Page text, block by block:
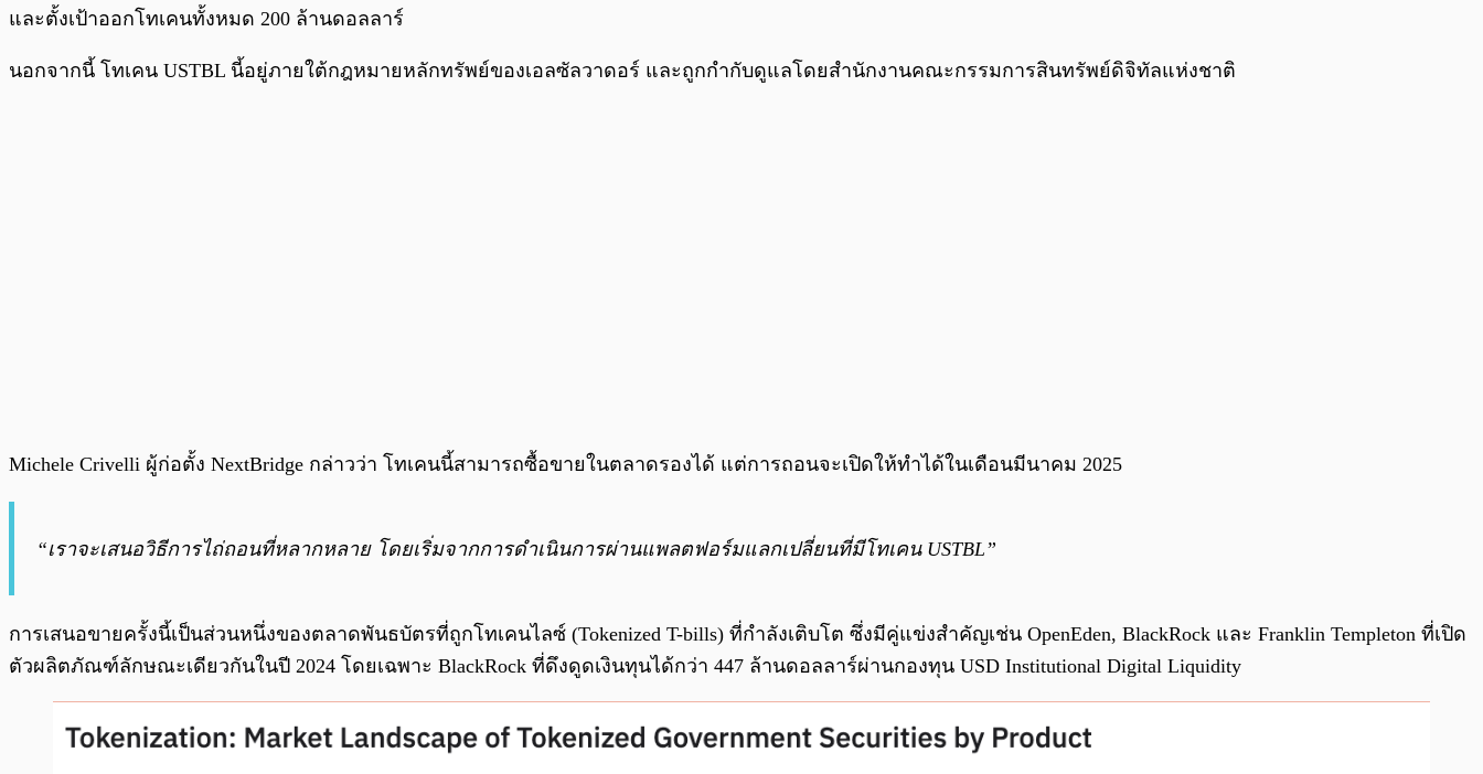
และตั้งเป้าออกโทเคนทั้งหมด 200 ล้านดอลลาร์
นอกจากนี้ โทเคน USTBL นี้อยู่ภายใต้กฎหมายหลักทรัพย์ของเอลซัลวาดอร์ และถูกกำกับดูแลโดยสำนักงานคณะกรรมการสินทรัพย์ดิจิทัลแห่งชาติ
Michele Crivelli ผู้ก่อตั้ง NextBridge กล่าวว่า โทเคนนี้สามารถซื้อขายในตลาดรองได้ แต่การถอนจะเปิดให้ทำได้ในเดือนมีนาคม 2025
“เราจะเสนอวิธีการไถ่ถอนที่หลากหลาย โดยเริ่มจากการดำเนินการผ่านแพลตฟอร์มแลกเปลี่ยนที่มีโทเคน USTBL”
การเสนอขายครั้งนี้เป็นส่วนหนึ่งของตลาดพันธบัตรที่ถูกโทเคนไลซ์ (Tokenized T-bills) ที่กำลังเติบโต ซึ่งมีคู่แข่งสำคัญเช่น OpenEden, BlackRock และ Franklin Templeton ที่เปิด
ตัวผลิตภัณฑ์ลักษณะเดียวกันในปี 2024 โดยเฉพาะ BlackRock ที่ดึงดูดเงินทุนได้กว่า 447 ล้านดอลลาร์ผ่านกองทุน USD Institutional Digital Liquidity